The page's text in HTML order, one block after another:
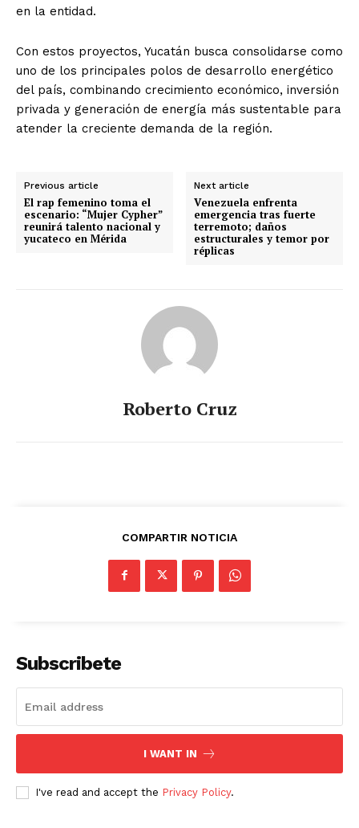
en la entidad.
Con estos proyectos, Yucatán busca consolidarse como
uno de los principales polos de desarrollo energético
del país, combinando crecimiento económico, inversión
privada y generación de energía más sustentable para
atender la creciente demanda de la región.
Previous article
El rap femenino toma el
escenario: “Mujer Cypher”
reunirá talento nacional y
yucateco en Mérida
Next article
Venezuela enfrenta
emergencia tras fuerte
terremoto; daños
estructurales y temor por
réplicas
Roberto Cruz
COMPARTIR NOTICIA
Subscribete
I WANT IN
I've read and accept the Privacy Policy.